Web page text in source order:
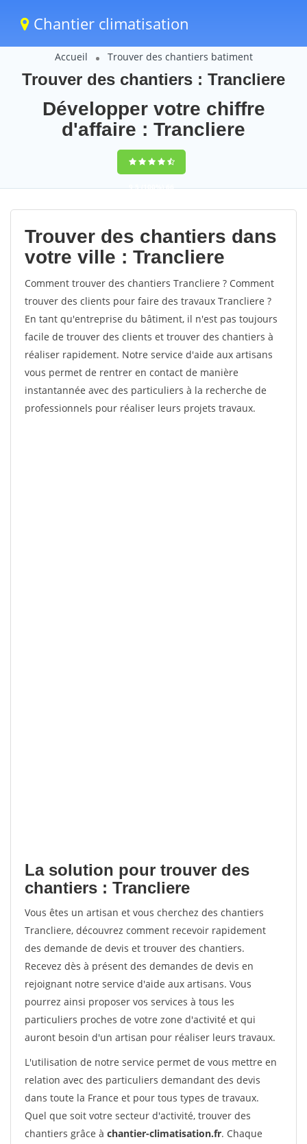
Chantier climatisation
Accueil Trouver des chantiers batiment
Trouver des chantiers : Trancliere
Développer votre chiffre
d'affaire : Trancliere
9,5(100%)66
votes
Trouver des chantiers dans
votre ville : Trancliere
Comment trouver des chantiers Trancliere ? Comment
trouver des clients pour faire des travaux Trancliere ?
En tant qu'entreprise du bâtiment, il n'est pas toujours
facile de trouver des clients et trouver des chantiers à
réaliser rapidement. Notre service d'aide aux artisans
vous permet de rentrer en contact de manière
instantannée avec des particuliers à la recherche de
professionnels pour réaliser leurs projets travaux.
La solution pour trouver des
chantiers : Trancliere
Vous êtes un artisan et vous cherchez des chantiers
Trancliere, découvrez comment recevoir rapidement
des demande de devis et trouver des chantiers.
Recevez dès à présent des demandes de devis en
rejoignant notre service d'aide aux artisans. Vous
pourrez ainsi proposer vos services à tous les
particuliers proches de votre zone d'activité et qui
auront besoin d'un artisan pour réaliser leurs travaux.
L'utilisation de notre service permet de vous mettre en
relation avec des particuliers demandant des devis
dans toute la France et pour tous types de travaux.
Quel que soit votre secteur d'activité, trouver des
chantiers grâce à chantier-climatisation.fr. Chaque